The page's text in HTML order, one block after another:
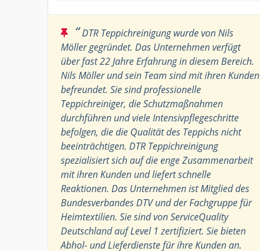
“DTR Teppichreinigung wurde von Nils
Möller gegründet. Das Unternehmen verfügt
über fast 22 Jahre Erfahrung in diesem Bereich.
Nils Möller und sein Team sind mit ihren Kunden
befreundet. Sie sind professionelle
Teppichreiniger, die Schutzmaßnahmen
durchführen und viele Intensivpflegeschritte
befolgen, die die Qualität des Teppichs nicht
beeinträchtigen. DTR Teppichreinigung
spezialisiert sich auf die enge Zusammenarbeit
mit ihren Kunden und liefert schnelle
Reaktionen. Das Unternehmen ist Mitglied des
Bundesverbandes DTV und der Fachgruppe für
Heimtextilien. Sie sind von ServiceQuality
Deutschland auf Level 1 zertifiziert. Sie bieten
Abhol- und Lieferdienste für ihre Kunden an.